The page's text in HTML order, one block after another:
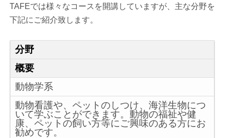
TAFEでは様々なコースを開講していますが、主な分野を
下記にご紹介致します。
分野
概要
動物学系
動物看護や、ペットのしつけ、海洋生物につ
いて学ぶことができます。動物の福祉や健
康、ペットの飼い方等にご興味のある方にお
勧めです。